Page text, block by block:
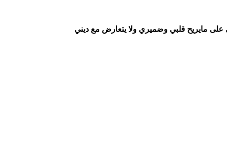
على مايريح قلبي وضميري ولا يتعارض مع ديني